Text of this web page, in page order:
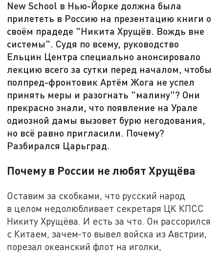
New School в Нью-Йорке должна была
прилететь в Россию на презентацию книги о
своём прадеде "Никита Хрущёв. Вождь вне
системы". Судя по всему, руководство
Ельцин Центра специально анонсировало
лекцию всего за сутки перед началом, чтобы
полпред-фронтовик Артём Жога не успел
принять меры и разогнать "малину"? Они
прекрасно знали, что появление на Урале
одиозной дамы вызовет бурю негодования,
но всё равно пригласили. Почему?
Разбирался Царьград.
Почему в России не любят Хрущёва
Оставим за скобками, что русский народ
в целом недолюбливает секретаря ЦК КПСС
Никиту Хрущёва. И есть за что. Он рассорился
с Китаем, зачем-то вывел войска из Австрии,
порезал океанский флот на иголки,